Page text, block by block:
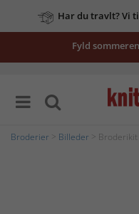
Har du travlt? Vi
Fyld
Broderier Billeder >